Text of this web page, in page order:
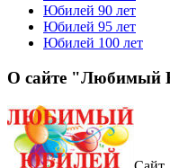
Юбилей 90 лет
Юбилей 95 лет
Юбилей 100 лет
О сайте "Любимый